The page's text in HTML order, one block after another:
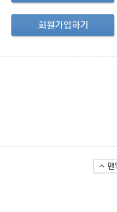
회원가입하기